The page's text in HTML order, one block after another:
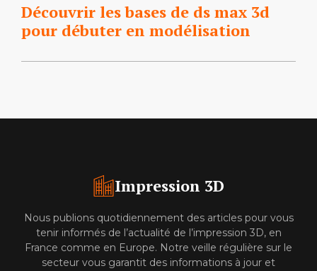
Découvrir les bases de ds max 3d
pour débuter en modélisation
Impression 3D
Nous publions quotidiennement des articles pour vous
tenir informés de l’actualité de l’impression 3D, en
France comme en Europe. Notre veille régulière sur le
secteur vous garantit des informations à jour et